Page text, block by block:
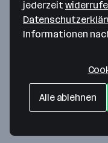
Kadant
jederzeit
Informationen
Alle ablehnen